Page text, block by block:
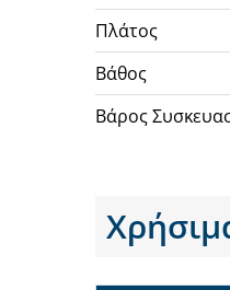
Πλάτος
Βάθος
Βάρος